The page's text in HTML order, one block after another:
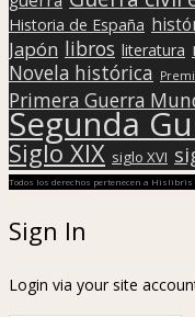
Historia de España
Japón libros literatura
Novela histórica
Primera Guerra
Segunda
Siglo XIX siglo XVI
Todos los derechos pertenecen a
Sign In
Login via your site